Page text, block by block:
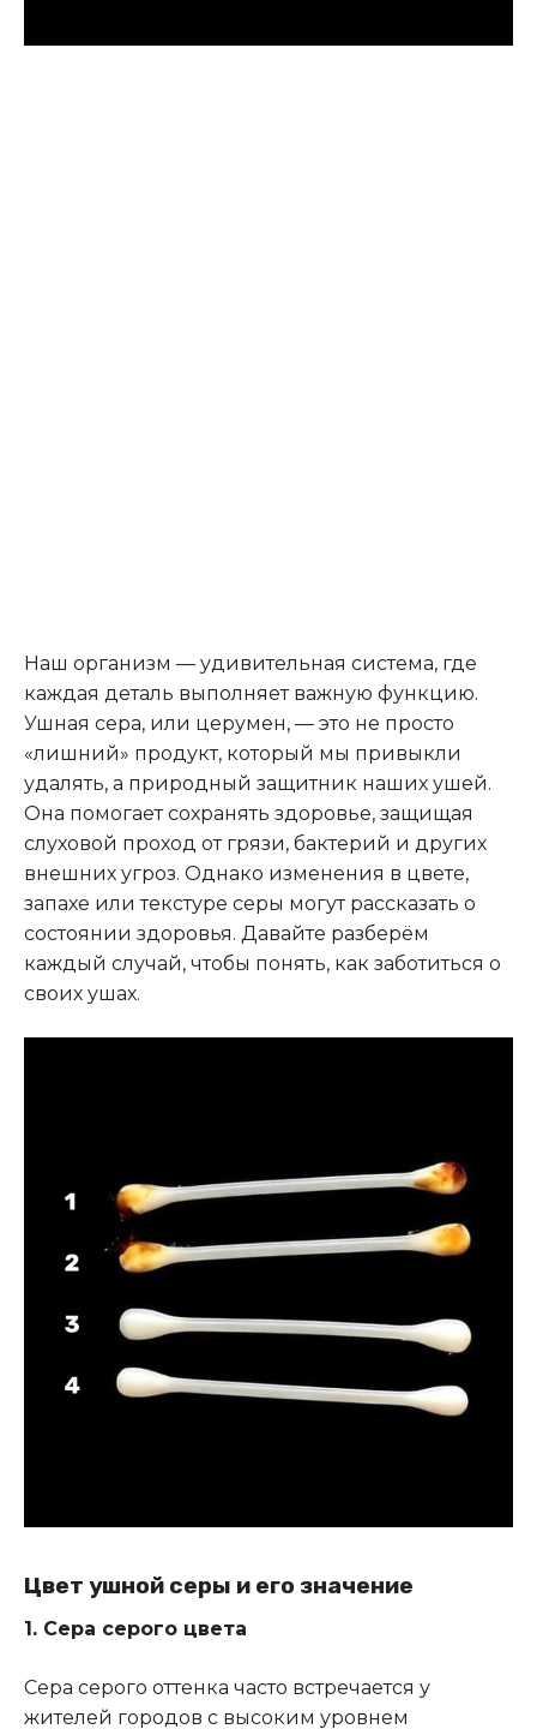
Наш организм — удивительная система, где
каждая деталь выполняет важную функцию.
Ушная сера, или церумен, — это не просто
«лишний» продукт, который мы привыкли
удалять, а природный защитник наших ушей.
Она помогает сохранять здоровье, защищая
слуховой проход от грязи, бактерий и других
внешних угроз. Однако изменения в цвете,
запахе или текстуре серы могут рассказать о
состоянии здоровья. Давайте разберём
каждый случай, чтобы понять, как заботиться о
своих ушах.
Цвет ушной серы и его значение
1. Сера серого цвета
Сера серого оттенка часто встречается у
жителей городов с высоким уровнем